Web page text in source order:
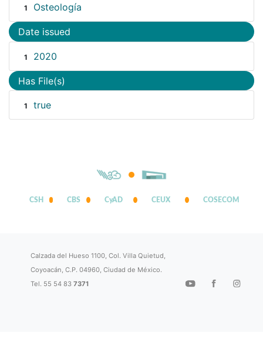
1 Osteología
Date issued
1 2020
Has File(s)
1 true
CSH CBS CyAD CEUX COSECOM
Calzada del Hueso 1100, Col. Villa Quietud,
Coyoacán, C.P. 04960, Ciudad de México.
Tel. 55 54 837371